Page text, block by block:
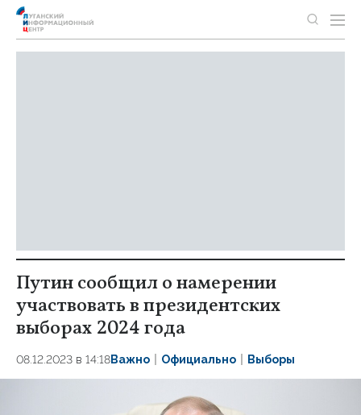
Путин сообщил о намерении
участвовать в президентских
выборах 2024 года
08.12.2023 в 14:18Важно Официально Выборы